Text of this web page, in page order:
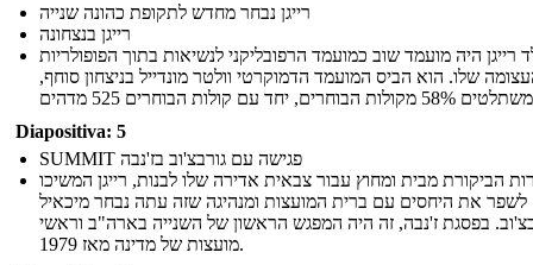
רייגן נבחר מחדש לתקופת כהונה שנייה
רייגן בנצחונה
רייגן היה מועמד שוב כמועמד הרפובליקני לנשיאות בתוך הפופולריות
שלו. הוא הביס המועמד הדמוקרטי וולטר מונדייל בניצחון סוחף,
Diapositiva: 5
SUMMIT פגישה עם גורבצ'וב בז'נבה
הביקורת מבית ומחוץ עבור צבאית אדירה שלו לבנות, רייגן המשיכו
לשפר את היחסים עם ברית המועצות ומנהיגה שזה עתה נבחר מיכאיל
בפסגת ז'נבה, זה היה המפגש הראשון של השנייה בארה"ב וראשי
מועצות של מדינה מאז 1979.